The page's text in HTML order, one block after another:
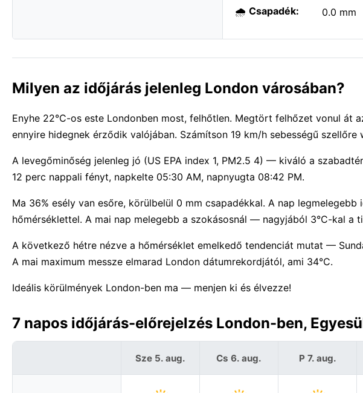
🌧️ Csapadék: 0.0 mm
Milyen az időjárás jelenleg London városában?
Enyhe 22°C-os este Londonben most, felhőtlen. Megtört felhőzet vonul át
ennyire hidegnek érződik valójában. Számítson 19 km/h sebességű szellőre
A levegőminőség jelenleg jó (US EPA index 1, PM2.5 4) — kiváló a
12 perc nappali fényt, napkelte 05:30 AM, napnyugta 08:42 PM.
Ma 36% esély van esőre, körülbelül 0 mm csapadékkal. A nap
hőmérséklettel. A mai nap melegebb a szokásosnál — nagyjából 3°C-kal a
A következő hétre nézve a hőmérséklet emelkedő tendenciát mutat —
A mai maximum messze elmarad London dátumrekordjától, ami 34°C.
Ideális körülmények London-ben ma — menjen ki és élvezze!
7 napos időjárás-előrejelzés London-ben,
Sze 5. aug. Cs 6. aug. P 7. aug.